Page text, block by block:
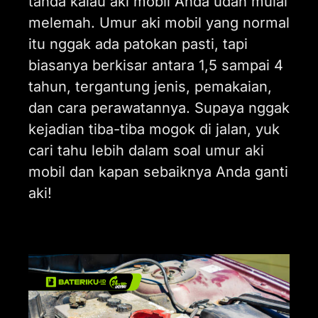
melemah. Umur aki mobil yang normal
itu nggak ada patokan pasti, tapi
biasanya berkisar antara 1,5 sampai 4
tahun, tergantung jenis, pemakaian,
dan cara perawatannya. Supaya nggak
kejadian tiba-tiba mogok di jalan, yuk
cari tahu lebih dalam soal umur aki
mobil dan kapan sebaiknya Anda ganti
aki!